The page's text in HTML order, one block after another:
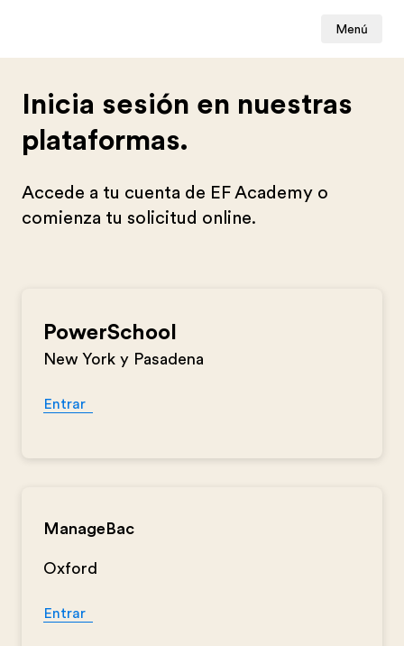
Menú
Inicia sesión en nuestras
plataformas.
Accede a tu cuenta de EF Academy o
comienza tu solicitud online.
PowerSchool
New York y Pasadena
Entrar
ManageBac
Oxford
Entrar